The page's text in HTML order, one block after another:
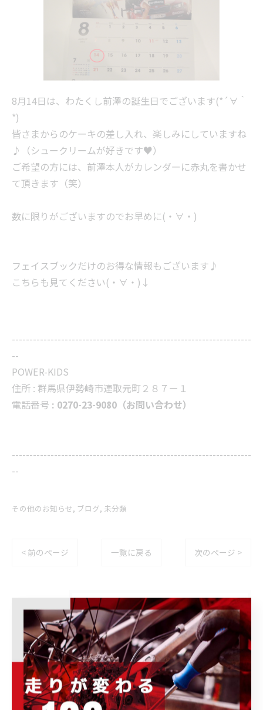
8月14日は、わたくし前澤の誕生日でございます(*´∀｀
*)
皆さまからのケーキの差し入れ、楽しみにしていますね
♪（シュークリームが好きです♥）
ご希望の方には、前澤本人がカレンダーに赤丸を書かせ
て頂きます（笑）
数に限りがございますのでお早めに(・∀・)
フェイスブックだけのお得な情報もございます♪
こちらも見てください(・∀・)↓
--------------------------------------------------------------------
--
POWER-KIDS
住所 : 群馬県伊勢崎市連取元町２８７ー１
電話番号 : 0270-23-9080（お問い合わせ）
--------------------------------------------------------------------
--
その他のお知らせ ブログ 未分類
< 前のページ 一覧に戻る 次のページ >